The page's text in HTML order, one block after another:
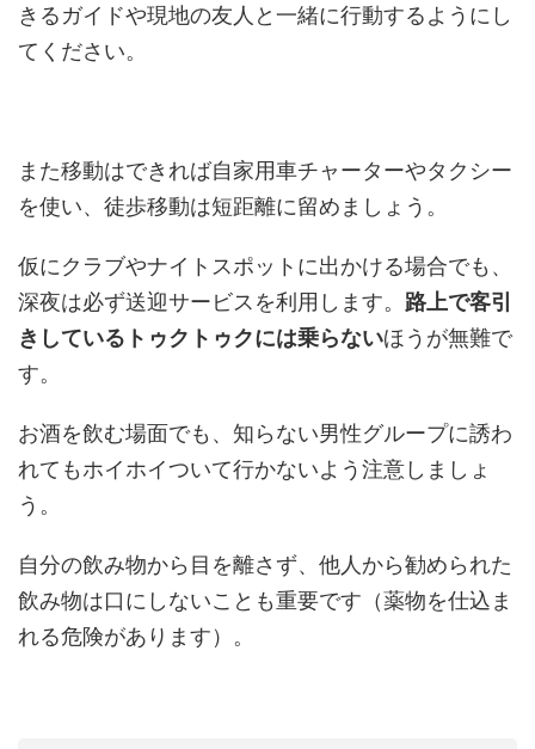
きるガイドや現地の友人と一緒に行動するようにし
てください。
また移動はできれば自家用車チャーターやタクシー
を使い、徒歩移動は短距離に留めましょう。
仮にクラブやナイトスポットに出かける場合でも、
深夜は必ず送迎サービスを利用します。 路上で客引
きしているトゥクトゥクには乗らないほうが無難で
す。
お酒を飲む場面でも、知らない男性グループに誘わ
れてもホイホイついて行かないよう注意しましょ
う。
自分の飲み物から目を離さず、他人から勧められた
飲み物は口にしないことも重要です（薬物を仕込ま
れる危険があります）。